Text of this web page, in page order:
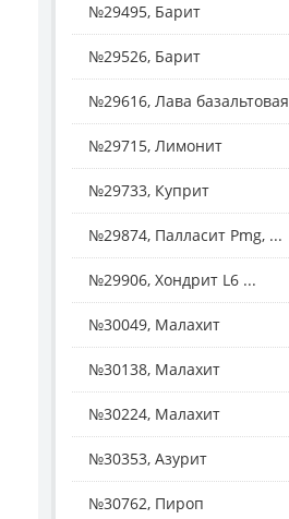
№29495, Барит
№29526, Барит
№29616, Лава базальтовая
№29715, Лимонит
№29733, Куприт
№29874, Палласит Pmg, ...
№29906, Хондрит L6 ...
№30049, Малахит
№30138, Малахит
№30224, Малахит
№30353, Азурит
№30762, Пироп